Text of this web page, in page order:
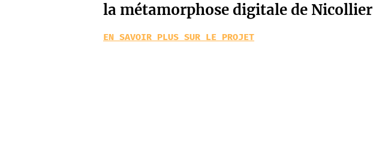
la métamorphose digitale de Nicollier
EN SAVOIR PLUS SUR LE PROJET